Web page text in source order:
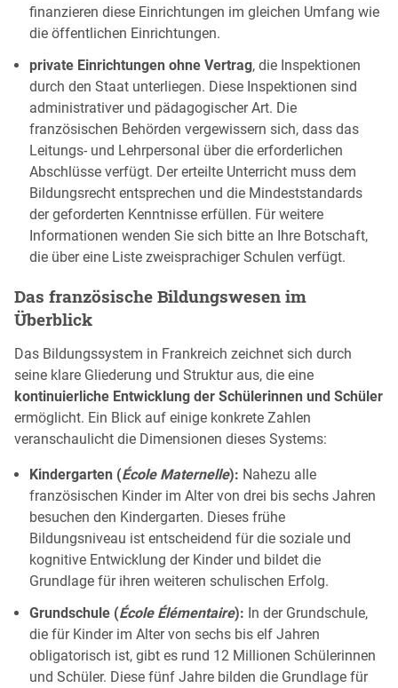
finanzieren diese Einrichtungen im gleichen Umfang wie
die öffentlichen Einrichtungen.
private Einrichtungen ohne Vertrag, die Inspektionen
durch den Staat unterliegen. Diese Inspektionen sind
administrativer und pädagogischer Art. Die
französischen Behörden vergewissern sich, dass das
Leitungs- und Lehrpersonal über die erforderlichen
Abschlüsse verfügt. Der erteilte Unterricht muss dem
Bildungsrecht entsprechen und die Mindeststandards
der geforderten Kenntnisse erfüllen. Für weitere
Informationen wenden Sie sich bitte an Ihre Botschaft,
die über eine Liste zweisprachiger Schulen verfügt.
Das französische Bildungswesen im
Überblick
Das Bildungssystem in Frankreich zeichnet sich durch
seine klare Gliederung und Struktur aus, die eine
kontinuierliche Entwicklung der Schülerinnen und Schüler
ermöglicht. Ein Blick auf einige konkrete Zahlen
veranschaulicht die Dimensionen dieses Systems:
Kindergarten (École Maternelle): Nahezu alle
französischen Kinder im Alter von drei bis sechs Jahren
besuchen den Kindergarten. Dieses frühe
Bildungsniveau ist entscheidend für die soziale und
kognitive Entwicklung der Kinder und bildet die
Grundlage für ihren weiteren schulischen Erfolg.
Grundschule (École Élémentaire): In der Grundschule,
die für Kinder im Alter von sechs bis elf Jahren
obligatorisch ist, gibt es rund 12 Millionen Schülerinnen
und Schüler. Diese fünf Jahre bilden die Grundlage für